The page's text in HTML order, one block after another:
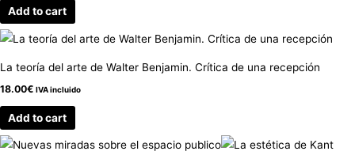
Add to cart
La teoría del arte de Walter Benjamin. Crítica de una recepción
18.00€ IVA incluido
Add to cart